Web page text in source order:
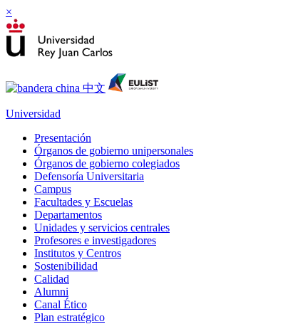
×
Universidad
Presentación
Órganos de gobierno unipersonales
Órganos de gobierno colegiados
Defensoría Universitaria
Campus
Facultades y Escuelas
Departamentos
Unidades y servicios centrales
Profesores e investigadores
Institutos y Centros
Sostenibilidad
Calidad
Alumni
Canal Ético
Plan estratégico